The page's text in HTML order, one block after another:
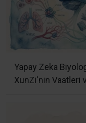
Yapay Zeka
XunZi'nin Vaatleri